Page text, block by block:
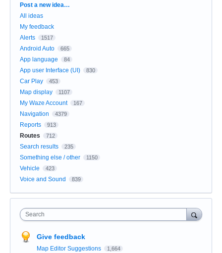
Categories
Post a new idea…
All ideas
My feedback
Alerts
1517
Android Auto 665
App language 84
App user Interface (UI) 830
Car Play 453
Map display 1107
My Waze Account 167
Navigation 4379
Reports 913
Routes 712
Search results 235
Something else / other 1150
Vehicle 423
Voice and Sound 839
Search
Give feedback
Map Editor Suggestions 1,664